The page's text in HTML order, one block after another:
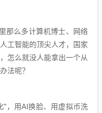
那么多计算机博士、网络
工智能的顶尖人才，国家
怎么就没人能拿出一个从
法呢？
”，用AI换脸、用虚拟币洗